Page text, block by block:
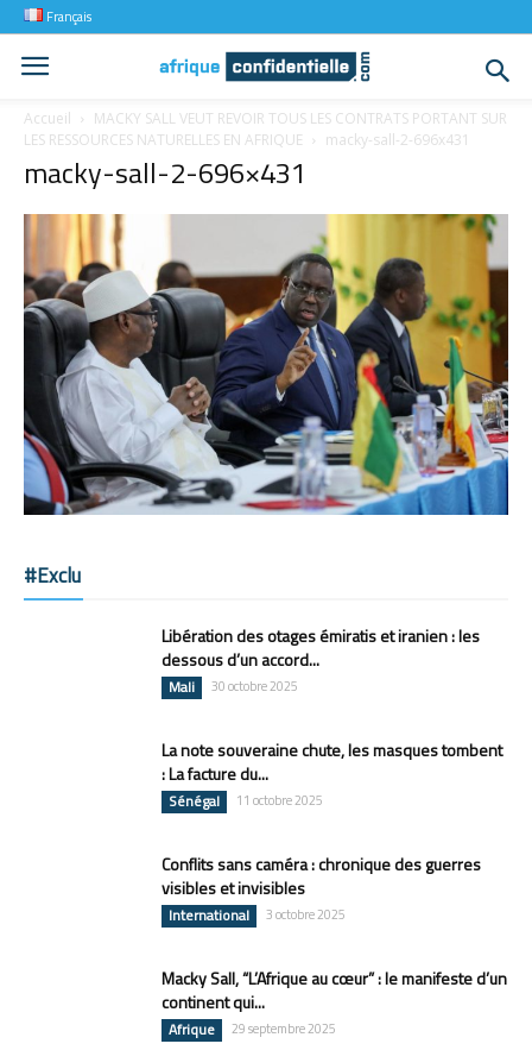
Français
Accueil
MACKY SALL VEUT REVOIR TOUS LES CONTRATS PORTANT SUR
LES RESSOURCES NATURELLES EN AFRIQUE
macky-sall-2-696x431
macky-sall-2-696×431
#Exclu
Libération des otages émiratis et iranien : les
dessous d’un accord...
Mali 30 octobre 2025
La note souveraine chute, les masques tombent
: La facture du...
Sénégal 11 octobre 2025
Conflits sans caméra : chronique des guerres
visibles et invisibles
International 3 octobre 2025
Macky Sall, “L’Afrique au cœur” : le manifeste d’un
continent qui...
Afrique 29 septembre 2025